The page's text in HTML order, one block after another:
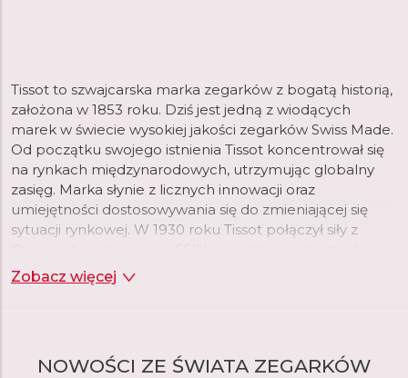
Tissot to szwajcarska marka zegarków z bogatą historią,
założona w 1853 roku. Dziś jest jedną z wiodących
marek w świecie wysokiej jakości zegarków Swiss Made.
Od początku swojego istnienia Tissot koncentrował się
na rynkach międzynarodowych, utrzymując globalny
zasięg. Marka słynie z licznych innowacji oraz
umiejętności dostosowywania się do zmieniającej się
sytuacji rynkowej. W 1930 roku Tissot połączył siły z
do powstania Swatch Group.
zegarki wyjątkowe w swojej klasie. Seria T-Pocket
Zobacz więcej
NOWOŚCI ZE ŚWIATA ZEGARKÓW